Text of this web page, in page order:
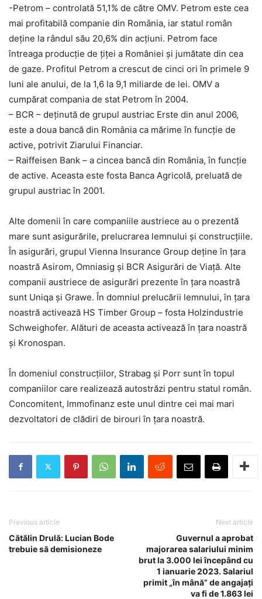
-Petrom – controlată 51,1% de către OMV. Petrom este cea
mai profitabilă companie din România, iar statul român
deține la rândul său 20,6% din acțiuni. Petrom face
întreaga producție de țiței a României și jumătate din cea
de gaze. Profitul Petrom a crescut de cinci ori în primele 9
luni ale anului, de la 1,6 la 9,1 miliarde de lei. OMV a
cumpărat compania de stat Petrom în 2004.
– BCR – deținută de grupul austriac Erste din anul 2006,
este a doua bancă din România ca mărime în funcție de
active, potrivit Ziarului Financiar.
– Raiffeisen Bank – a cincea bancă din România, în funcție
de active. Aceasta este fosta Banca Agricolă, preluată de
grupul austriac în 2001.
Alte domenii în care companiile austriece au o prezentă
mare sunt asigurările, prelucrarea lemnului și construcțiile.
În asigurări, grupul Vienna Insurance Group deține în țara
noastră Asirom, Omniasig și BCR Asigurări de Viață. Alte
companii austriece de asigurări prezente în țara noastră
sunt Uniqa și Grawe. În domniul prelucării lemnului, în țara
noastră activează HS Timber Group – fosta Holzindustrie
Schweighofer. Alături de aceasta activează în țara noastră
și Kronospan.
În domeniul construcțiilor, Strabag și Porr sunt în topul
companiilor care realizează autostrăzi pentru statul român.
Concomitent, Immofinanz este unul dintre cei mai mari
dezvoltatori de clădiri de birouri în țara noastră.
Previous article
Cătălin Drulă: Lucian Bode
trebuie să demisioneze
Next article
Guvernul a aprobat
majorarea salariului minim
brut la 3.000 lei începând cu
1 ianuarie 2023. Salariul
primit „în mână” de angajați
va fi de 1.863 lei